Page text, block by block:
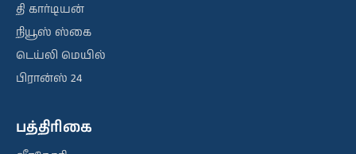
தி கார்டியன்
நியூஸ் ஸ்கை
டெய்லி மெயில்
பிரான்ஸ் 24
பத்திரிகை